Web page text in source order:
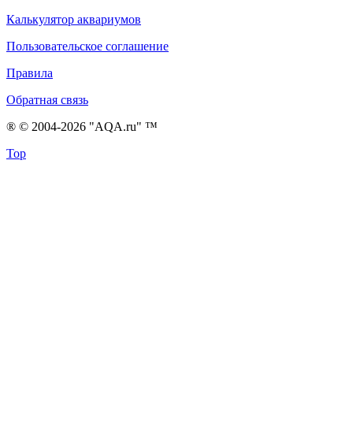
Калькулятор аквариумов
Пользовательское соглашение
Правила
Обратная связь
® © 2004-2026 "AQA.ru" ™
Top